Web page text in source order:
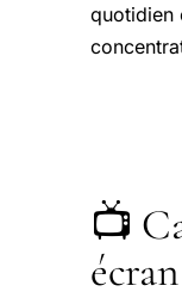
quotidien
📺